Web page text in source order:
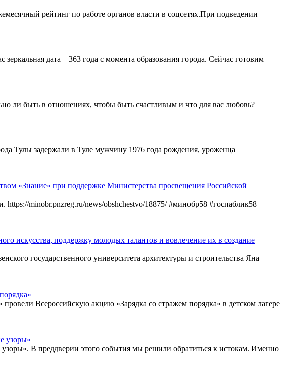
рейтинг по работе органов власти в соцсетях.При подведении
дата – 363 года с момента образования города. Сейчас готовим
ли быть в отношениях, чтобы быть счастливым и что для вас любовь?
Тулы задержали в Туле мужчину 1976 года рождения, уроженца
«Знание» при поддержке Министерства просвещения Российской
minobr.pnzreg.ru/news/obshchestvo/18875/ #минобр58 #госпаблик58
искусства, поддержку молодых талантов и вовлечение их в создание
государственного университета архитектуры и строительства Яна
Всероссийскую акцию «Зарядка со стражем порядка» в детском лагере
узоры»
В преддверии этого события мы решили обратиться к истокам. Именно